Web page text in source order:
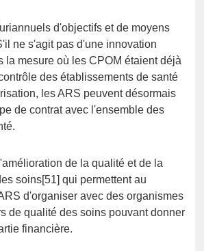
d'objectifs et de moyens
ne s'agit pas d'une innovation
la mesure où les CPOM étaient déjà
des établissements de santé
les ARS peuvent désormais
de contrat avec l'ensemble des
de la qualité et de la
soins[51] qui permettent au
d'organiser avec des organismes
de qualité des soins pouvant donner
financière.